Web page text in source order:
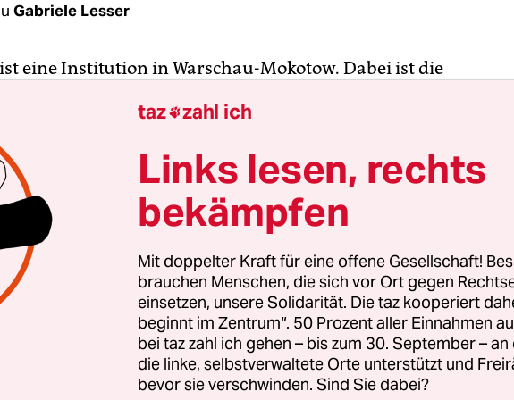
Gabriele Lesser
eine Institution in Warschau-Mokotow. Dabei ist die
gelaunt. Im Gegenteil; wenn der Haussegen schief
der bestellten Ware hinterhertelefonieren muss
mit ihren Chefs hat, kriegen auch die KundInnen schon
zu spüren. So zumindest war es bisher. Bis zum
muss die über 60-Jährige nun plötzlich ihren Kiosk
so heißt es in der offiziellen Begründung des
von Warschau, sei der Kiosk ein Hindernis auf dem
zuvor hatte sich nie jemand vom Amt bei Pani Basia
Coronabedingt lag das Kündigungsschreiben fast drei
taz zahl ich
Links lesen, rechts
bekämpfen
Mit doppelter Kraft für eine offene Gesellschaft!
brauchen Menschen, die sich vor Ort gegen
einsetzen, unsere Solidarität. Die taz kooperiert
beginnt im Zentrum“. 50 Prozent aller Einnahmen
bei taz zahl ich gehen – bis zum 30. September –
die linke, selbstverwaltete Orte unterstützt und
bevor sie verschwinden. Sind Sie dabei?